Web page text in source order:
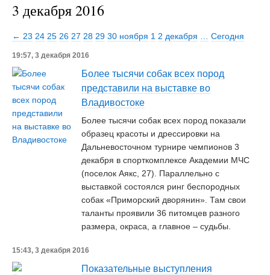
3 декабря 2016
← 23 24 25 26 27 28 29 30 ноября 1 2 декабря Сегодня
19:57, 3 декабря 2016
Более тысячи собак всех пород
представили на выставке во
Владивостоке
Более тысячи собак всех пород показали
образец красоты и дрессировки на
Дальневосточном турнире чемпионов 3
декабря в спорткомплексе Академии МЧС
(поселок Аякс, 27). Параллельно с
выставкой состоялся ринг беспородных
собак «Приморский дворянин». Там свои
таланты проявили 36 питомцев разного
размера, окраса, а главное – судьбы.
15:43, 3 декабря 2016
Показательные выступления